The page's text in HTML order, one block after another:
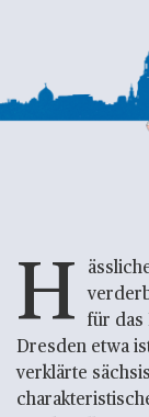
H
für das
Dresden etwa
verklärte